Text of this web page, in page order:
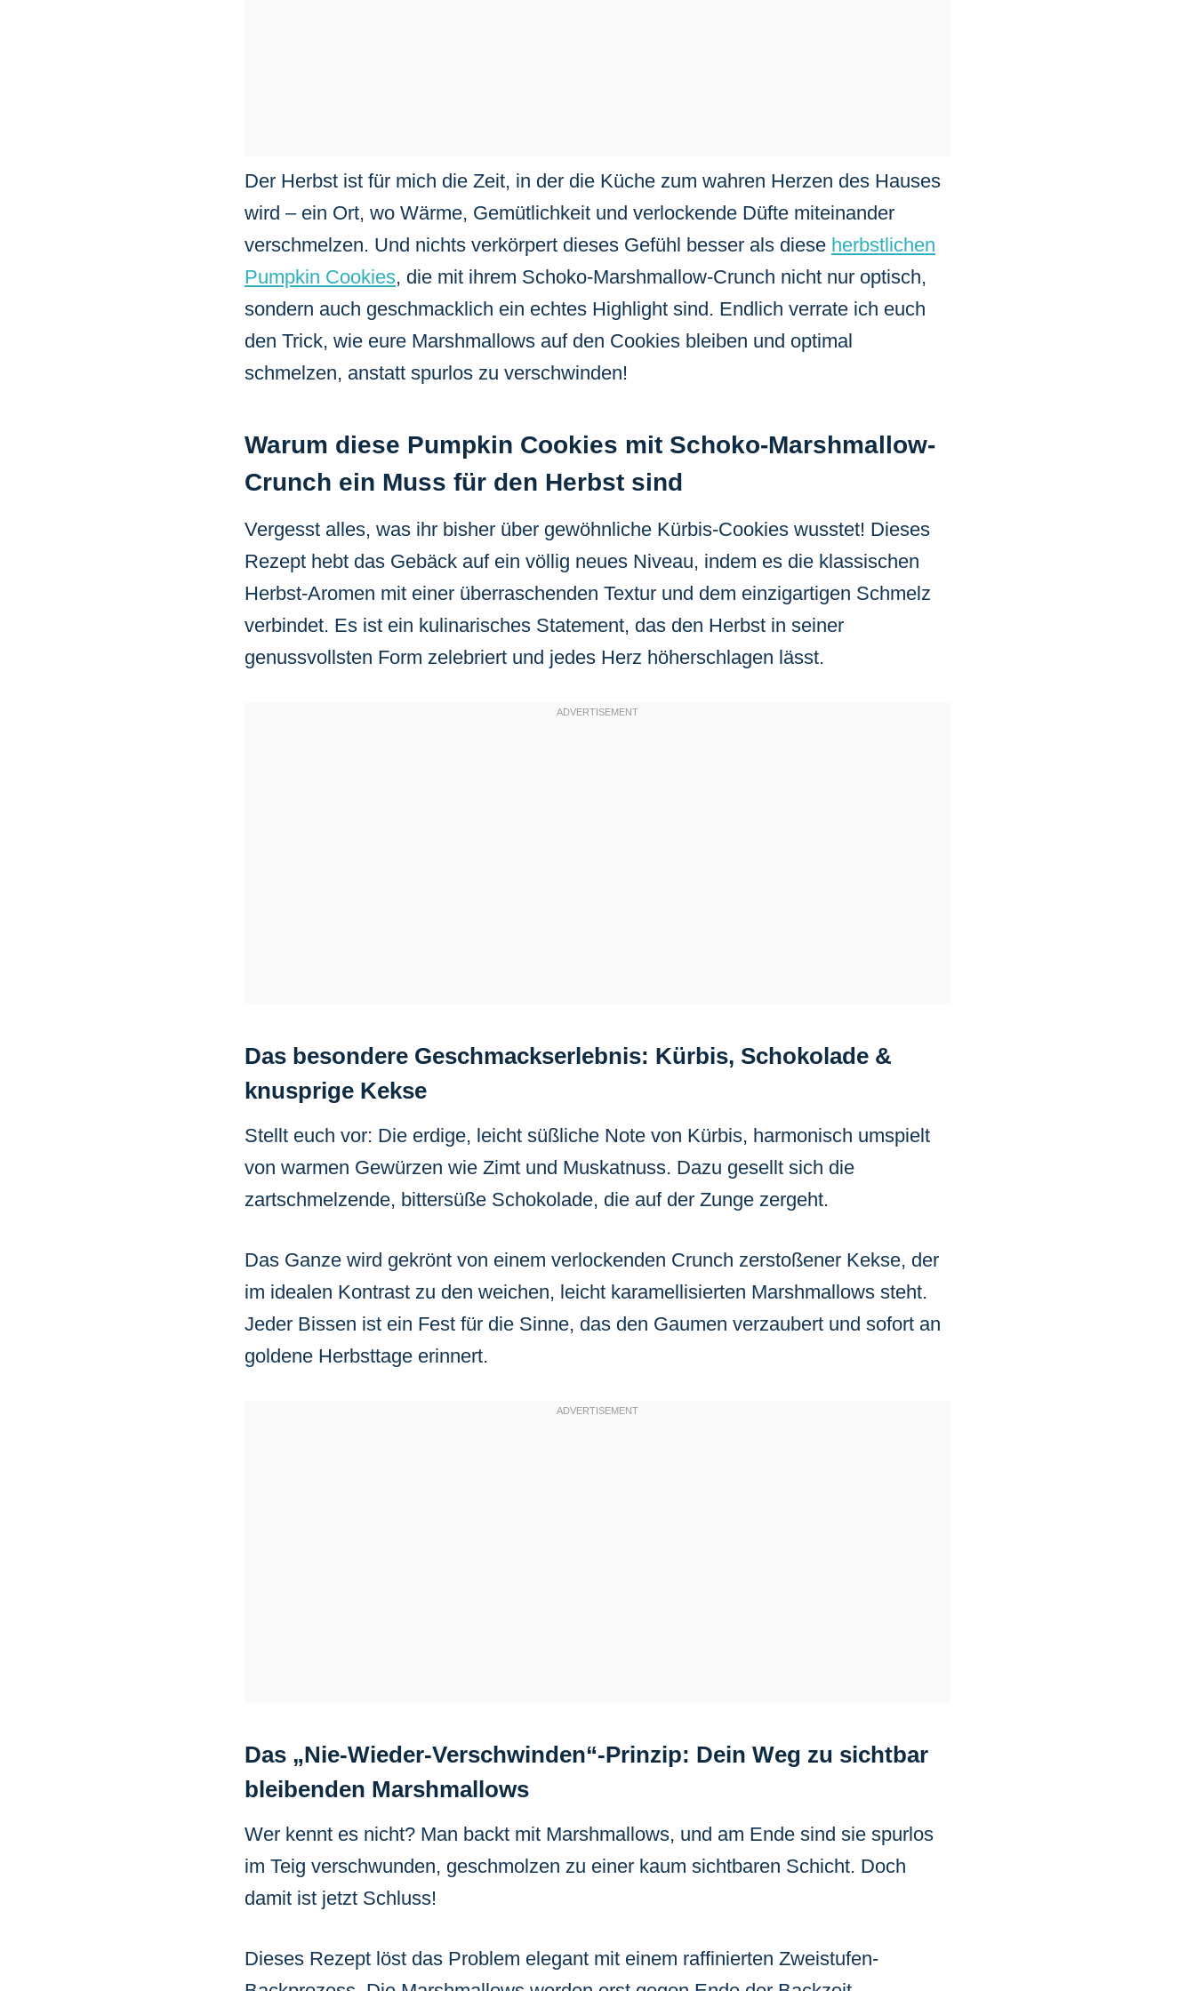
Der Herbst ist für mich die Zeit, in der die Küche zum wahren Herzen des Hauses
wird – ein Ort, wo Wärme, Gemütlichkeit und verlockende Düfte miteinander
verschmelzen. Und nichts verkörpert dieses Gefühl besser als diese herbstlichen
Pumpkin Cookies, die mit ihrem Schoko-Marshmallow-Crunch nicht nur optisch,
sondern auch geschmacklich ein echtes Highlight sind. Endlich verrate ich euch
den Trick, wie eure Marshmallows auf den Cookies bleiben und optimal
schmelzen, anstatt spurlos zu verschwinden!
Warum diese Pumpkin Cookies mit Schoko-Marshmallow-
Crunch ein Muss für den Herbst sind
Vergesst alles, was ihr bisher über gewöhnliche Kürbis-Cookies wusstet! Dieses
Rezept hebt das Gebäck auf ein völlig neues Niveau, indem es die klassischen
Herbst-Aromen mit einer überraschenden Textur und dem einzigartigen Schmelz
verbindet. Es ist ein kulinarisches Statement, das den Herbst in seiner
genussvollsten Form zelebriert und jedes Herz höherschlagen lässt.
Das besondere Geschmackserlebnis: Kürbis, Schokolade &
knusprige Kekse
Stellt euch vor: Die erdige, leicht süßliche Note von Kürbis, harmonisch umspielt
von warmen Gewürzen wie Zimt und Muskatnuss. Dazu gesellt sich die
zartschmelzende, bittersüße Schokolade, die auf der Zunge zergeht.
Das Ganze wird gekrönt von einem verlockenden Crunch zerstoßener Kekse, der
im idealen Kontrast zu den weichen, leicht karamellisierten Marshmallows steht.
Jeder Bissen ist ein Fest für die Sinne, das den Gaumen verzaubert und sofort an
goldene Herbsttage erinnert.
Das „Nie-Wieder-Verschwinden“-Prinzip: Dein Weg zu sichtbar
bleibenden Marshmallows
Wer kennt es nicht? Man backt mit Marshmallows, und am Ende sind sie spurlos
im Teig verschwunden, geschmolzen zu einer kaum sichtbaren Schicht. Doch
damit ist jetzt Schluss!
Dieses Rezept löst das Problem elegant mit einem raffinierten Zweistufen-